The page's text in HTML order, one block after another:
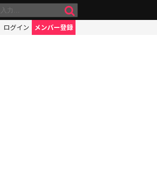
ログイン メンバー登録